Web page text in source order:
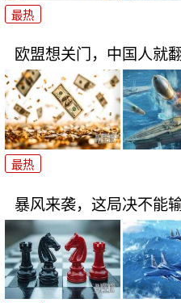
最热
欧盟想关门，中国人就
最热
暴风来袭，这局决不能